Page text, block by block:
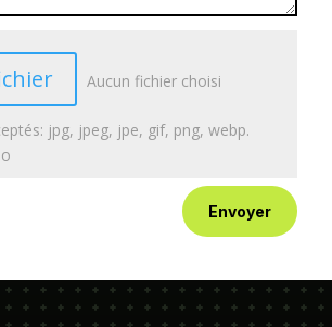
Aucun fichier choisi
jpg, jpeg, jpe, gif, png, webp.
Envoyer